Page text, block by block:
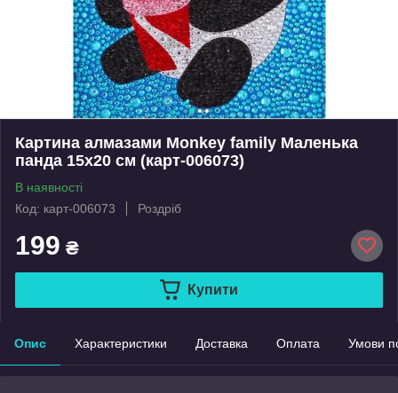
Картина алмазами Monkey family Маленька
панда 15х20 см (карт-006073)
В наявності
Код: карт-006073
Роздріб
199 ₴
Купити
Опис Характеристики Доставка Оплата Умови